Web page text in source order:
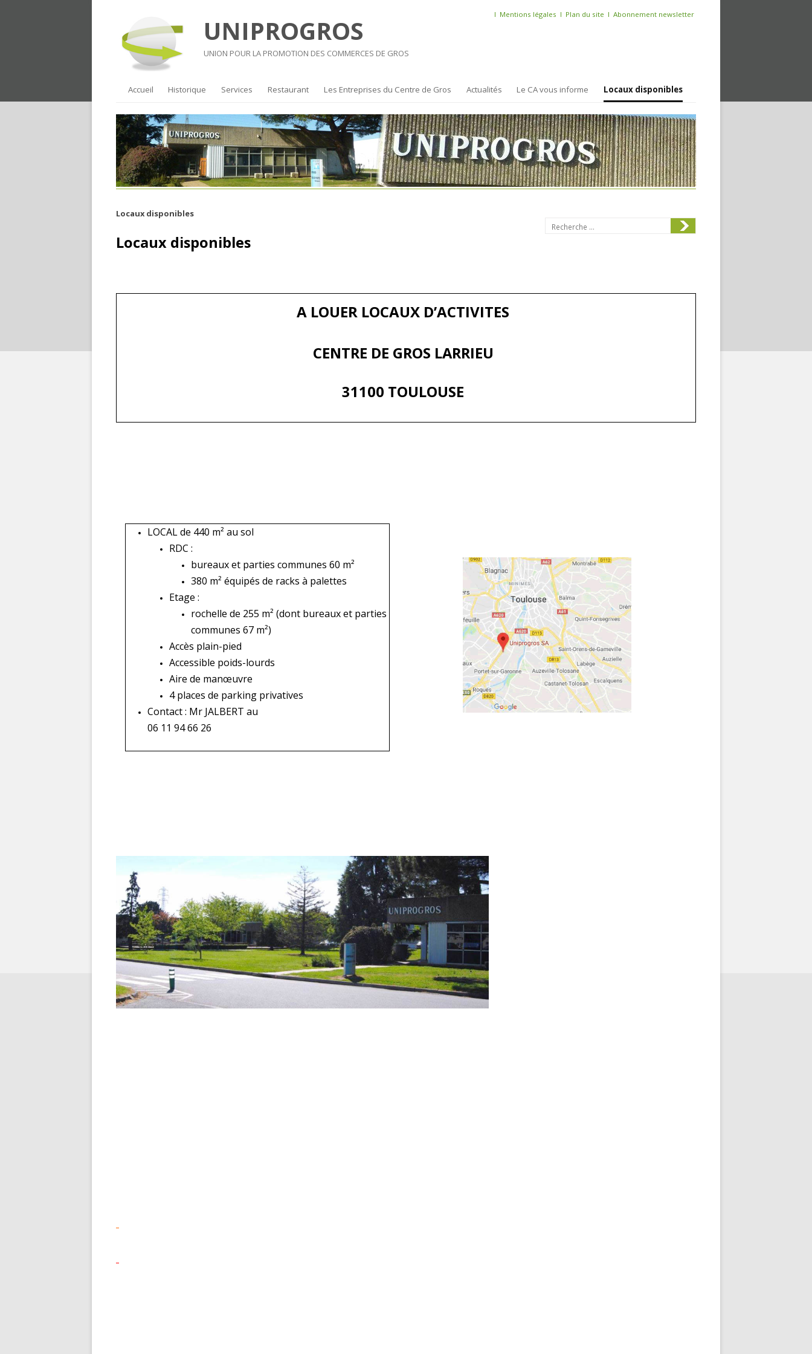
UNIPROGROS
UNION POUR LA PROMOTION DES COMMERCES DE GROS
l Mentions légales l Plan du site l Abonnement newsletter
Accueil Historique Services Restaurant Les Entreprises du Centre de Gros Actualités Le CA vous informe Locaux disponibles
Locaux disponibles
Search
Locaux disponibles
A LOUER LOCAUX D’ACTIVITES
CENTRE DE GROS LARRIEU
31100 TOULOUSE
LOCAL de 440 m² au sol
RDC :
bureaux et parties communes 60 m²
380 m² équipés de racks à palettes
Etage :
rochelle de 255 m² (dont bureaux et parties
communes 67 m²)
Accès plain-pied
Accessible poids-lourds
Aire de manœuvre
4 places de parking privatives
Contact : Mr JALBERT au
06 11 94 66 26